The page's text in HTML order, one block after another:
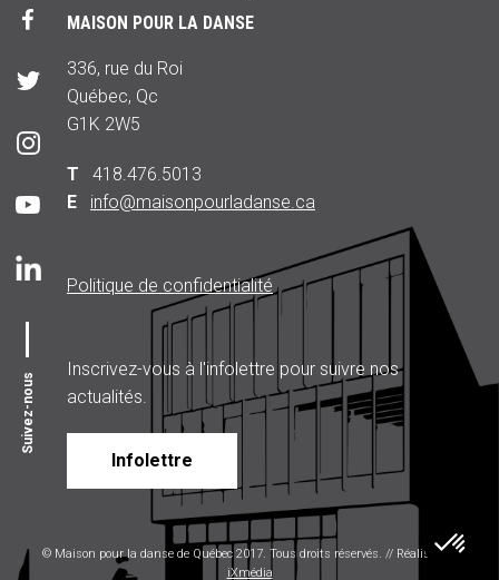
Suivez-nous
MAISON POUR LA DANSE
336, rue du Roi
Québec, Qc
G1K 2W5
T 418.476.5013
E
info@maisonpourladanse.ca
Politique de confidentialité
Inscrivez-vous à l'infolettre pour suivre nos
actualités.
Infolettre
© Maison pour la danse de Québec 2017. Tous droits réservés. // Réalisé par
iXmédia